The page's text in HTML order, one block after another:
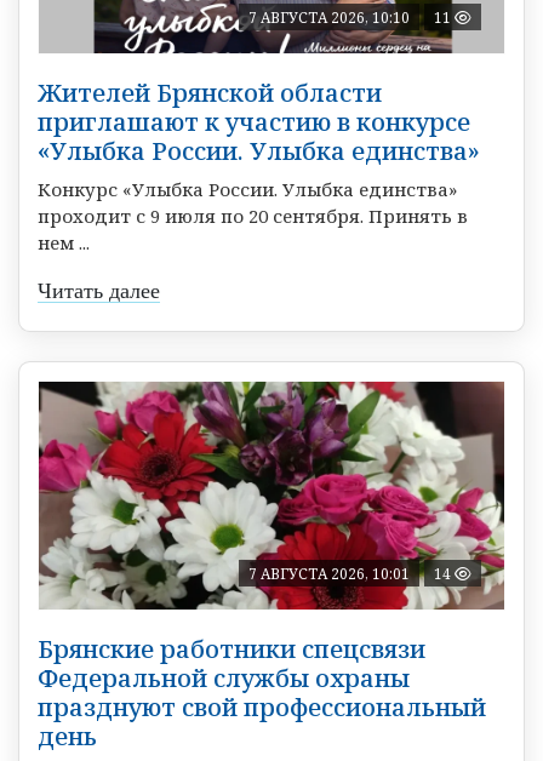
7 АВГУСТА 2026, 10:10 11
Жителей Брянской области
приглашают к участию в конкурсе
«Улыбка России. Улыбка единства»
Конкурс «Улыбка России. Улыбка единства»
проходит с 9 июля по 20 сентября. Принять в
нем ...
Читать далее
7 АВГУСТА 2026, 10:01 14
Брянские работники спецсвязи
Федеральной службы охраны
празднуют свой профессиональный
день